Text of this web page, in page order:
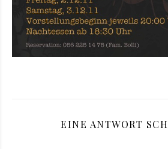
EINE ANTWORT